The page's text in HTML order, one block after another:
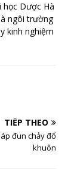
Dược Hà
ngôi trường
kinh nghiệm
TIẾP THEO
đun chảy đổ
khuôn